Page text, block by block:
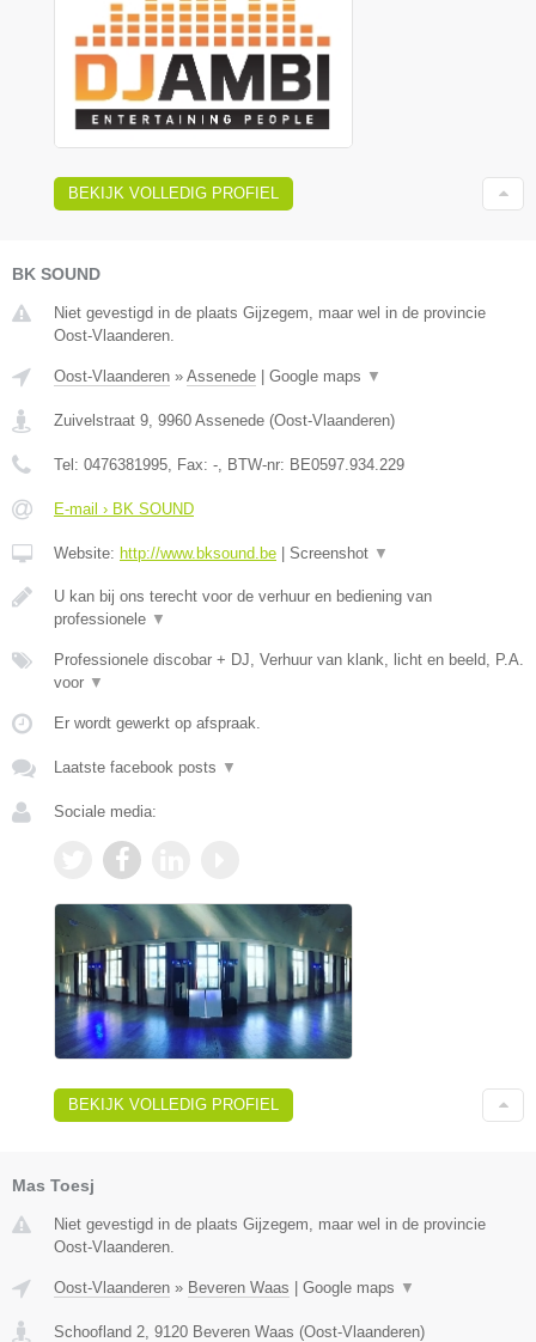
BEKIJK VOLLEDIG PROFIEL
BK SOUND
Niet gevestigd in de plaats Gijzegem, maar wel in de provincie
Oost-Vlaanderen.
Oost-Vlaanderen » Assenede | Google maps ▼
Zuivelstraat 9 9960 Assenede (Oost-Vlaanderen)
Tel: 0476381995 , Fax: - , BTW-nr: BE0597.934.229
E-mail › BK SOUND
Website: http://www.bksound.be | Screenshot ▼
U kan bij ons terecht voor de verhuur en bediening van
professionele ▼
Professionele discobar + DJ, Verhuur van klank, licht en beeld, P.A.
voor ▼
Er wordt gewerkt op afspraak.
Laatste facebook posts ▼
Sociale media:
BEKIJK VOLLEDIG PROFIEL
Mas Toesj
Niet gevestigd in de plaats Gijzegem, maar wel in de provincie
Oost-Vlaanderen.
Oost-Vlaanderen » Beveren Waas | Google maps ▼
Schoofland 2 9120 Beveren Waas (Oost-Vlaanderen)